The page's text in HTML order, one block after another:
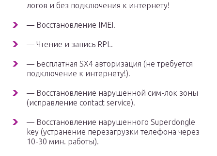
логов и без подключения к интернету!
— Восстановление IMEI.
— Чтение и запись RPL.
— Бесплатная SX4 авторизация (не требуется
подключение к интернету!).
— Восстановление нарушенной сим-лок зоны
(исправление contact service).
— Восстановление нарушенного Superdongle
key (устранение перезагрузки телефона через
10-30 мин. работы).